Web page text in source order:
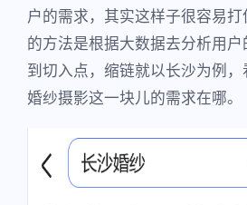
户的需求，其实这样子很容易
的方法是根据大数据去分析用
到切入点，缩链就以长沙为例
婚纱摄影这一块儿的需求在哪。